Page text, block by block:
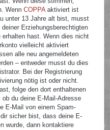
WennCOPPAaktiviert ist
unter 13 Jahre alt bist, musst
Erziehungsberechtigten
erhalten hast. Wenn dies nicht
vielleicht aktiviert
alle neu angemeldeten
– entweder musst du dies
Bei der Registrierung
nötig ist oder nicht.
folge den dort enthaltenen
du deine E-Mail-Adresse
E-Mail von einem Spam-
sicher bist, dass deine E-
wurde, dann kontaktiere